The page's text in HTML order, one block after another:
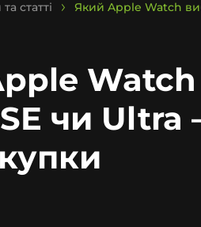
статті Який Apple Watch
Watch
чи